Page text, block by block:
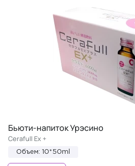
Бьюти-напиток Урэсино
Cerafull Ex +
Объем: 10*50ml